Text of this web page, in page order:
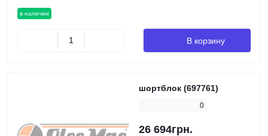
в наличии
В корзину
шортблок (697761)
0
26 694грн.